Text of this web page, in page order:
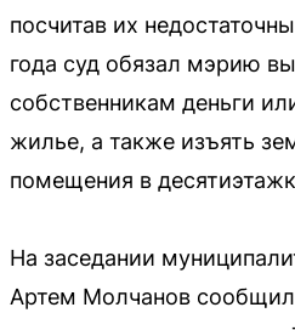
посчитав их
года суд обязал мэрию
собственникам деньги
жилье, а также изъять
помещения в
На заседании
Артем Молчанов